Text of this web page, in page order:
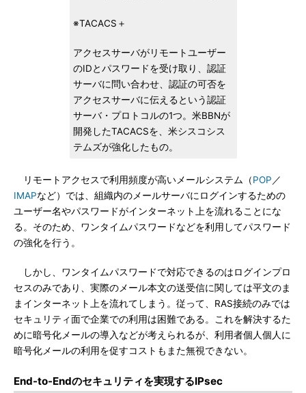
※TACACS＋
アクセスサーバがリモートユーザー
のIDとパスワードを受け取り、認証
サーバに問い合わせ、認証の可否を
アクセスサーバに伝えるという認証
サーバ・プロトコルの1つ。米BBNが
開発したTACACSを、米シスコシス
テムズが強化したもの。
リモートアクセスで利用頻度が高いメールシステム（POP ／
IMAPなど）では、組織内のメールサーバにログインするための
ユーザー名やパスワードがインターネット上を流れることにな
る。そのため、ワンタイムパスワードなどを利用してパスワード
の強化を行う。
しかし、ワンタイムパスワードで対応できるのはログインプロ
セスのみであり、実際のメール本文の送受信に関しては平文のま
まインターネット上を流れてしまう。従って、RAS接続のみでは
セキュリティ面で企業での利用は困難である。これを解決するた
めに暗号化メールの導入などが考えられるが、利用者個人個人に
暗号化メールの利用を促すコストもまた無視できない。
End-to-Endのセキュリティを実現するIPsec